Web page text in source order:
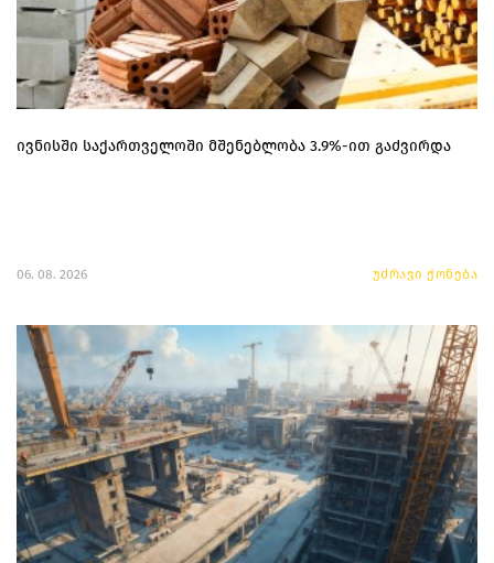
ივნისში საქართველოში მშენებლობა 3.9%-ით გაძვირდა
06. 08. 2026 უძრავი ქონება